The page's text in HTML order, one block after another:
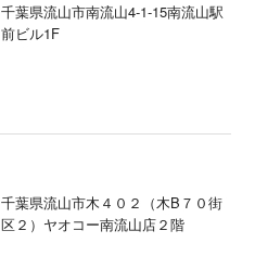
千葉県流山市南流山4-1-15南流山駅
前ビル1F
千葉県流山市木４０２（木B７０街
区２）ヤオコー南流山店２階